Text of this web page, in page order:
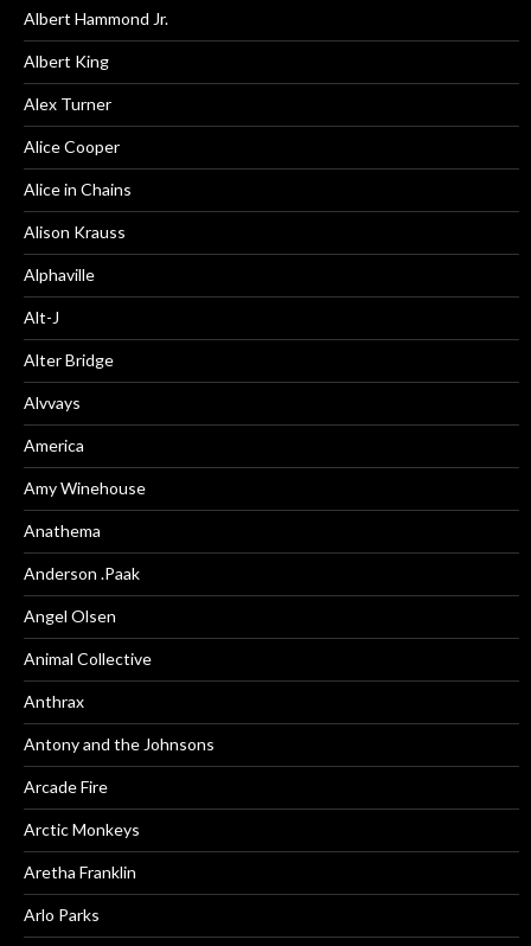
Albert Hammond Jr.
Albert King
Alex Turner
Alice Cooper
Alice in Chains
Alison Krauss
Alphaville
Alt-J
Alter Bridge
Alvvays
America
Amy Winehouse
Anathema
Anderson .Paak
Angel Olsen
Animal Collective
Anthrax
Antony and the Johnsons
Arcade Fire
Arctic Monkeys
Aretha Franklin
Arlo Parks